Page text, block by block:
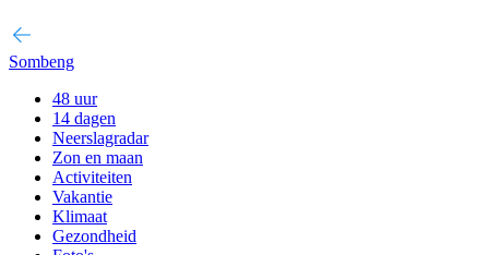
Sombeng
48 uur
14 dagen
Neerslagradar
Zon en maan
Activiteiten
Vakantie
Klimaat
Gezondheid